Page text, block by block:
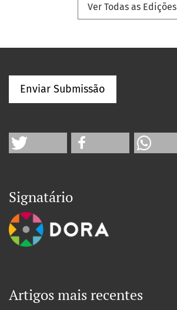
Ver Todas as Edições
Enviar Submissão
Signatário
Artigos mais recentes